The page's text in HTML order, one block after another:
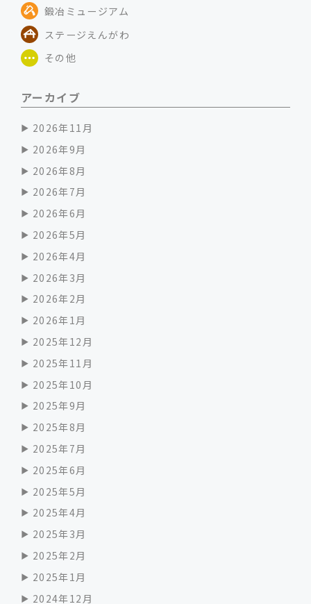
鍛冶ミュージアム
ステージえんがわ
その他
アーカイブ
2026年11月
2026年9月
2026年8月
2026年7月
2026年6月
2026年5月
2026年4月
2026年3月
2026年2月
2026年1月
2025年12月
2025年11月
2025年10月
2025年9月
2025年8月
2025年7月
2025年6月
2025年5月
2025年4月
2025年3月
2025年2月
2025年1月
2024年12月